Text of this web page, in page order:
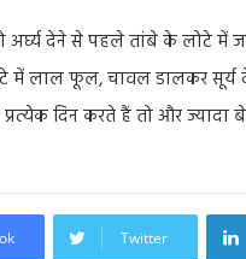
अर्घ्य देने से पहले तांबे के लोटे में
में लाल फूल, चावल डालकर सूर्य
दिन करते हैं तो और ज्यादा
Twitter